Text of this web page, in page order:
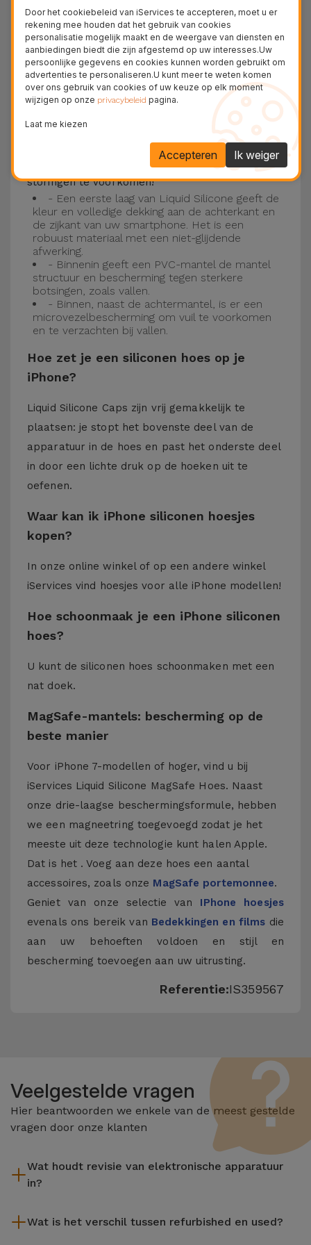
15, 14, 13, 12 onder meer en het nieuwste model
van de Apple, deiPhone 16eniPhone 17.
Drie-laagse bescherming met de
siliconen kappen
Onze iPhone siliconen hoesjes hebben een
robuuste, kwalitatieve constructie met een
drielaagse constructie om ongelukken en
storingen te voorkomen!
- Een eerste laag van Liquid Silicone geeft de
kleur en volledige dekking aan de achterkant en
de zijkant van uw smartphone. Het is een
robuust materiaal met een niet-glijdende
afwerking.
- Binnenin geeft een PVC-mantel de mantel
structuur en bescherming tegen sterkere
botsingen, zoals vallen.
- Binnen, naast de achtermantel, is er een
microvezelbescherming om vuil te voorkomen
en te verzachten bij vallen.
Hoe zet je een siliconen hoes op je
iPhone?
Liquid Silicone Caps zijn vrij gemakkelijk te
plaatsen: je stopt het bovenste deel van de
apparatuur in de hoes en past het onderste deel
in door een lichte druk op de hoeken uit te
oefenen.
Waar kan ik iPhone siliconen hoesjes
kopen?
In onze online winkel of op een andere winkel
iServices vind hoesjes voor alle iPhone modellen!
Hoe schoonmaak je een iPhone siliconen
hoes?
U kunt de siliconen hoes schoonmaken met een
nat doek.
MagSafe-mantels: bescherming op de
beste manier
Voor iPhone 7-modellen of hoger, vind u bij
iServices Liquid Silicone MagSafe Hoes. Naast
onze drie-laagse beschermingsformule, hebben
we een magneetring toegevoegd zodat je het
meeste uit deze technologie kunt halen Apple.
Dat is het . Voeg aan deze hoes een aantal
accessoires, zoals onze MagSafe portemonnee.
Geniet van onze selectie van IPhone hoesjes
evenals ons bereik van Bedekkingen en films die
aan uw behoeften voldoen en stijl en
bescherming toevoegen aan uw uitrusting.
Referentie:IS359567
Veelgestelde vragen
Hier beantwoorden we enkele van de meest gestelde
vragen door onze klanten
Wat houdt revisie van elektronische apparatuur
in?
reiniging, en niet te vergeten het repareren van elk defect
Wat is het verschil tussen refurbished en used?
Door het cookiebeleid van iServices te accepteren, moet u er
rekening mee houden dat het gebruik van cookies
personalisatie mogelijk maakt en de weergave van diensten en
aanbiedingen biedt die zijn afgestemd op uw interesses.Uw
persoonlijke gegevens en cookies kunnen worden gebruikt om
advertenties te personaliseren.U kunt meer te weten komen
over ons gebruik van cookies of uw keuze op elk moment
wijzigen op onze privacybeleid pagina.
Laat me kiezen
Ik weiger
Accepteren